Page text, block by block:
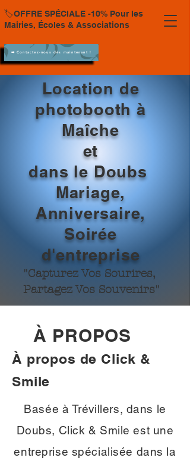
🏷️OFFRE SPÉCIALE -10% Pour les
Mairies, Écoles & Associations
➡️ Contactez-nous dès maintenant !
Location de
photobooth à
Maîche
et
dans le Doubs
Mariage,
Anniversaire,
Soirée
d'entreprise
"Capturez Vos Sourires,
Partagez Vos Souvenirs"
À PROPOS
À propos de Click &
Smile
Basée à Trévillers, dans le
Doubs, Click & Smile est une
entreprise spécialisée dans la